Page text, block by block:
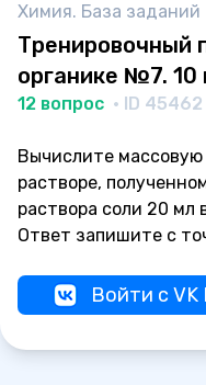
Химия. База заданий
Тренировочный
органике №7. 10
12 вопрос · ID 45462
Вычислите
растворе,
раствора соли 20 мл
Ответ запишите с
Войти с VK